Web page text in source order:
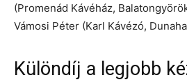
(Promenád Kávéház,
Vámosi Péter (Karl Kávézó,
Különdíj a legjobb